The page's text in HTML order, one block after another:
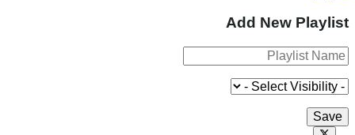
Add New Playlist